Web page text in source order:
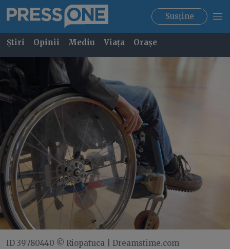
Susține
Știri Opinii Mediu Viața Orașe
ID 39780440 © Riopatuca | Dreamstime.com